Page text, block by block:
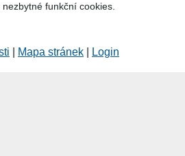
funkční cookies.
Mapa stránek Login